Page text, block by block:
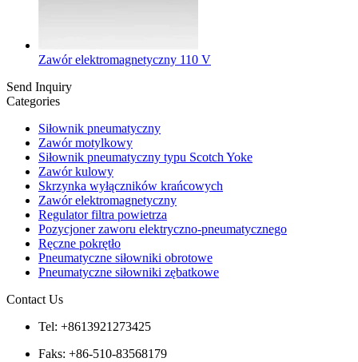
Zawór elektromagnetyczny 110 V
Send Inquiry
Categories
Siłownik pneumatyczny
Zawór motylkowy
Siłownik pneumatyczny typu Scotch Yoke
Zawór kulowy
Skrzynka wyłączników krańcowych
Zawór elektromagnetyczny
Regulator filtra powietrza
Pozycjoner zaworu elektryczno-pneumatycznego
Ręczne pokrętło
Pneumatyczne siłowniki obrotowe
Pneumatyczne siłowniki zębatkowe
Contact Us
Tel: +8613921273425
Faks: +86-510-83568179